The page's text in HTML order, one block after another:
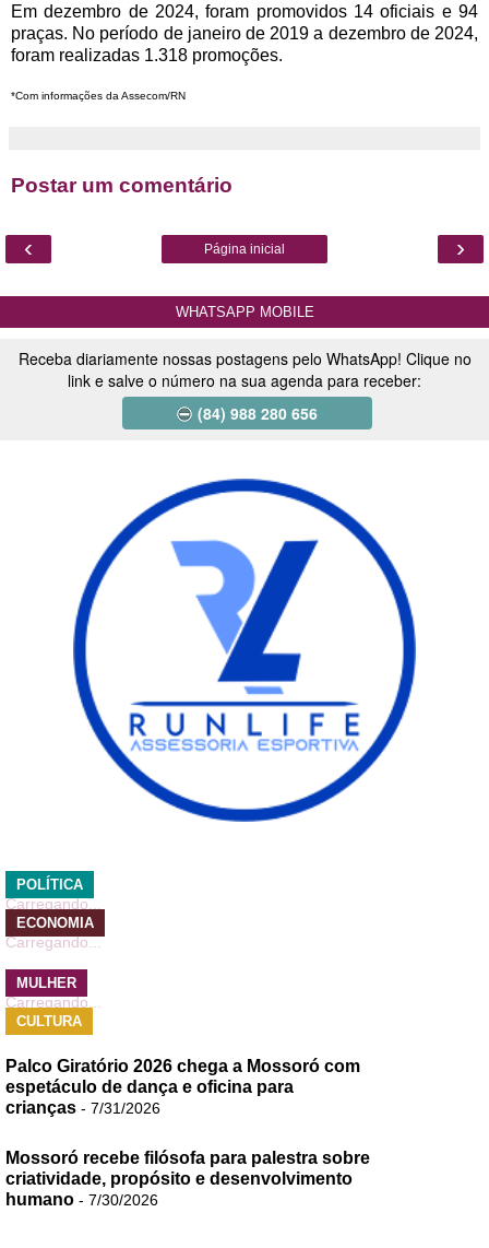
Em dezembro de 2024, foram promovidos 14 oficiais e 94
praças. No período de janeiro de 2019 a dezembro de 2024,
foram realizadas 1.318 promoções.
*Com informações da Assecom/RN
Postar um comentário
‹ ›
Página inicial
WHATSAPP MOBILE
Receba diariamente nossas postagens pelo WhatsApp! Clique no
link e salve o número na sua agenda para receber:
(84) 988 280 656
POLÍTICA
Carregando...
ECONOMIA
Carregando...
MULHER
Carregando...
CULTURA
Palco Giratório 2026 chega a Mossoró com
espetáculo de dança e oficina para
crianças - 7/31/2026
Mossoró recebe filósofa para palestra sobre
criatividade, propósito e desenvolvimento
humano - 7/30/2026